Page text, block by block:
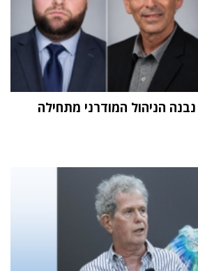
הניהול המודרני מתחילה